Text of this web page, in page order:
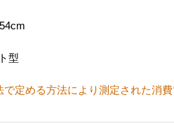
型
定める方法により測定された消